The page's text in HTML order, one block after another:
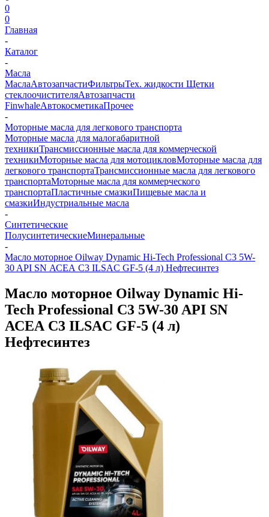
0
0
Главная
-
Каталог
-
Масла
МаслаАвтозапчастиФильтрыТех. жидкости Щетки
стеклоочистителяАвтозапчасти
FinwhaleАвтокосметикаПрочее
-
Моторные масла для легкового транспорта
Моторные масла для малогабаритной
техникиТрансмиссионные масла для коммерческой
техникиМоторные масла для мотоцикловМоторные масла для
легкового транспортаТрансмиссионные масла для легкового
транспортаМоторные масла для коммерческого
транспортаПластичные смазкиПищевые масла и
смазкиИндустриальные масла
-
Синтетические
ПолусинтетическиеМинеральные
-
Масло моторное Oilway Dynamic Hi-Tech Professional С3 5W-
30 API SN АСЕА С3 ILSAC GF-5 (4 л) Нефтесинтез
Масло моторное Oilway Dynamic Hi-
Tech Professional С3 5W-30 API SN
АСЕА С3 ILSAC GF-5 (4 л)
Нефтесинтез